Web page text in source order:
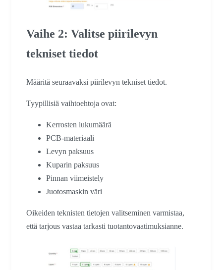
Vaihe 2: Valitse piirilevyn
tekniset tiedot
Määritä seuraavaksi piirilevyn tekniset tiedot.
Tyypillisiä vaihtoehtoja ovat:
Kerrosten lukumäärä
PCB-materiaali
Levyn paksuus
Kuparin paksuus
Pinnan viimeistely
Juotosmaskin väri
Oikeiden teknisten tietojen valitseminen varmistaa,
että tarjous vastaa tarkasti tuotantovaatimuksianne.